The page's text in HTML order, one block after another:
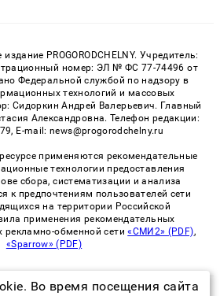
PROGORODCHELNY. Учредитель:
номер: ЭЛ № ФС 77-74496 от
Федеральной службой по надзору в
технологий и массовых
Сидоркин Андрей Валерьевич. Главный
Александровна. Телефон редакции:
E-mail: news@progorodchelny.ru
применяются рекомендательные
технологии предоставления
сбора, систематизации и анализа
к предпочтениям пользователей сети
на территории Российской
применения рекомендательных
рекламно-обменной сети«СМИ2» (PDF),
«Sparrow» (PDF)
Во время посещения сайта